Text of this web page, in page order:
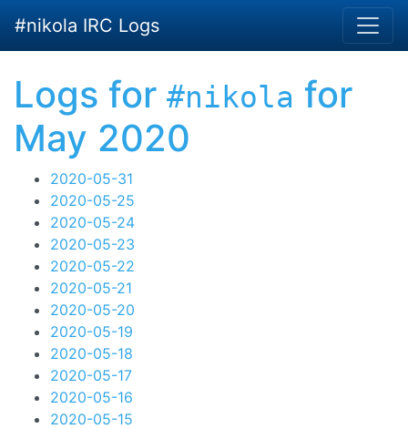
#nikola IRC Logs
Logs for #nikola for
May 2020
2020-05-31
2020-05-25
2020-05-24
2020-05-23
2020-05-22
2020-05-21
2020-05-20
2020-05-19
2020-05-18
2020-05-17
2020-05-16
2020-05-15